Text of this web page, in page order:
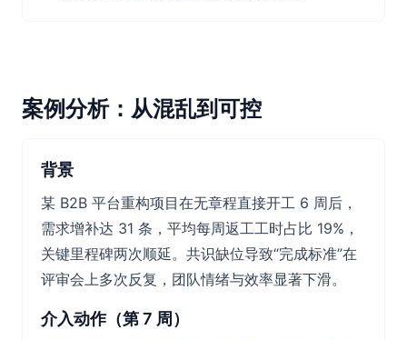
案例分析：从混乱到可控
背景
某 B2B 平台重构项目在无章程直接开工 6 周后，
需求增补达 31 条，平均每周返工工时占比 19%，
关键里程碑两次顺延。共识缺位导致“完成标准”在
评审会上多次反复，团队情绪与效率显著下滑。
介入动作（第 7 周）